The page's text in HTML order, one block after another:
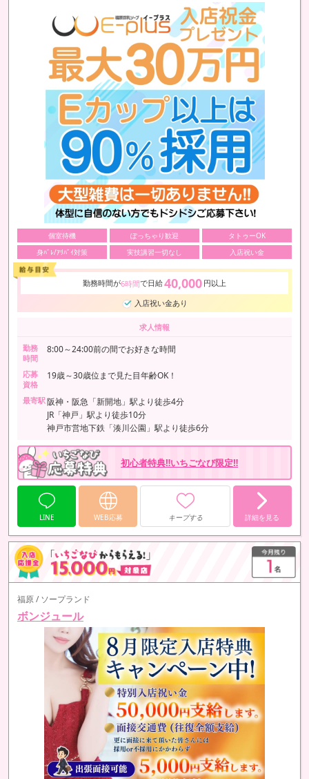
個室待機 ぽっちゃり歓迎
タトゥーOK
身ﾊﾞﾚ/ｱﾘﾊﾞｲ対策
実技講習一切なし 入店祝い金
勤務時間が6時間で日給40,000 円以上
入店祝い金あり
求人情報
勤務
時間
8:00～24:00前の間でお好きな時間
応募
資格
19歳～30歳位まで見た目年齢OK！
最寄駅阪神・阪急「新開地」駅より徒歩4分
JR「神戸」駅より徒歩10分
神戸市営地下鉄「湊川公園」駅より徒歩6分
初心者特典‼いちごなび限定‼
LINE WEB応募 キープする 詳細を見る
福原 / ソープランド
ボンジュール